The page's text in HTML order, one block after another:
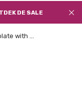
DE SALE
with ...